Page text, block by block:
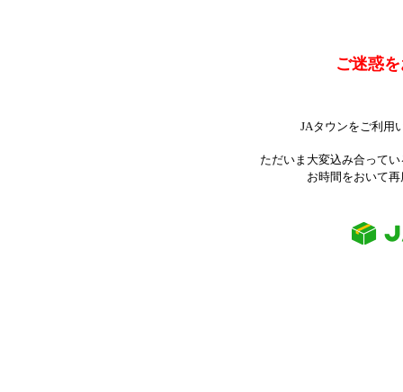
ご迷惑
JAタウンをご利用
ただいま大変込み合って
お時間をおいて